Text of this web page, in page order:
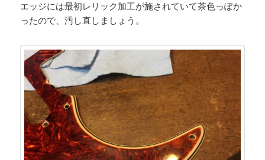
エッジには最初レリック加工が施されていて茶色っぽか
ったので、汚し直しましょう。